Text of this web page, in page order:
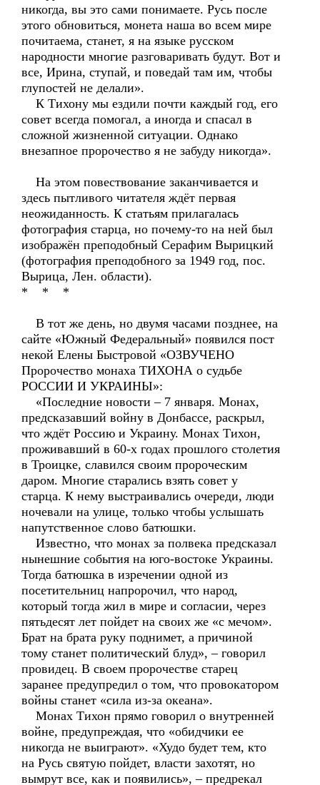
никогда, вы это сами понимаете. Русь после
этого обновиться, монета наша во всем мире
почитаема, станет, я на языке русском
народности многие разговаривать будут. Вот и
все, Ирина, ступай, и поведай там им, чтобы
глупостей не делали».
К Тихону мы ездили почти каждый год, его
совет всегда помогал, а иногда и спасал в
сложной жизненной ситуации. Однако
внезапное пророчество я не забуду никогда».
На этом повествование заканчивается и
здесь пытливого читателя ждёт первая
неожиданность. К статьям прилагалась
фотография старца, но почему-то на ней был
изображён преподобный Серафим Вырицкий
(фотография преподобного за 1949 год, пос.
Вырица, Лен. области).
* * *
В тот же день, но двумя часами позднее, на
сайте «Южный Федеральный» появился пост
некой Елены Быстровой «ОЗВУЧЕНО
Пророчество монаха ТИХОНА о судьбе
РОССИИ И УКРАИНЫ»:
«Последние новости – 7 января. Монах,
предсказавший войну в Донбассе, раскрыл,
что ждёт Россию и Украину. Монах Тихон,
проживавший в 60-х годах прошлого столетия
в Троицке, славился своим пророческим
даром. Многие старались взять совет у
старца. К нему выстраивались очереди, люди
ночевали на улице, только чтобы услышать
напутственное слово батюшки.
Известно, что монах за полвека предсказал
нынешние события на юго-востоке Украины.
Тогда батюшка в изречении одной из
посетительниц напророчил, что народ,
который тогда жил в мире и согласии, через
пятьдесят лет пойдет на своих же «с мечом».
Брат на брата руку поднимет, а причиной
тому станет политический блуд», – говорил
провидец. В своем пророчестве старец
заранее предупредил о том, что провокатором
войны станет «сила из-за океана».
Монах Тихон прямо говорил о внутренней
войне, предупреждая, что «обидчики ее
никогда не выиграют». «Худо будет тем, кто
на Русь святую пойдет, власти захотят, но
вымрут все, как и появились», – предрекал